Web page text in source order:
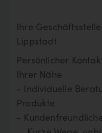
Ihre
Lippstadt
Persönlicher
Ihrer Nähe
- Individuelle
Produkte
-